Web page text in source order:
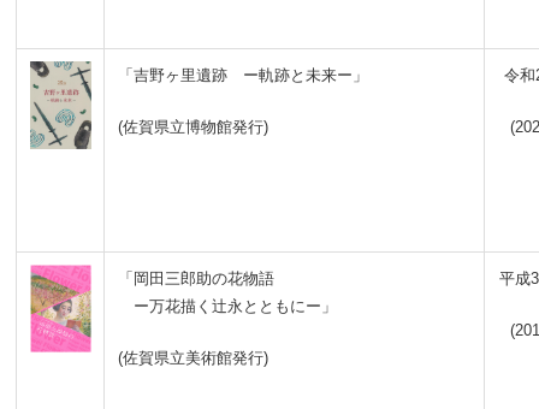
「吉野ヶ里遺跡 ー軌跡と未来ー」
(佐賀県立博物館発行)
令和
「岡田三郎助の花物語
ー万花描く辻永とともにー」
(佐賀県立美術館発行)
平成